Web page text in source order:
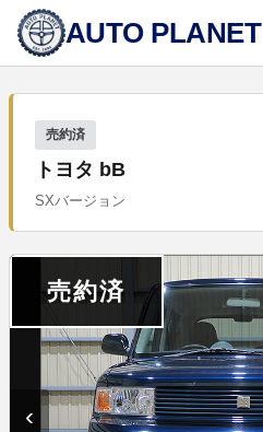
AUTO PLANET
売約済
トヨタ bB
SXバージョン
売約済
‹